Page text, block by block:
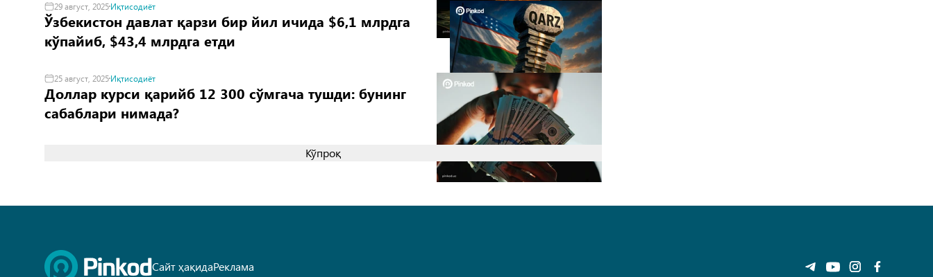
29 август, 2025Иқтисодиёт
Ўзбекистон давлат қарзи бир йил ичида $6,1 млрдга
кўпайиб, $43,4 млрдга етди
25 август, 2025Иқтисодиёт
Доллар курси қарийб 12 300 сўмгача тушди: бунинг
сабаблари нимада?
Кўпроқ
Сайт ҳақидаРеклама